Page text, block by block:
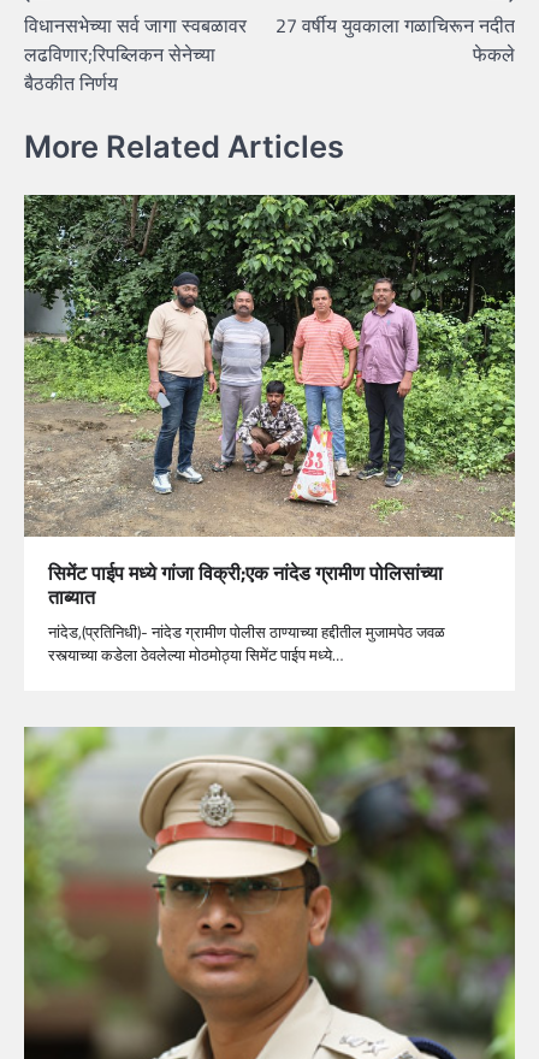
navigation
विधानसभेच्या सर्व जागा स्वबळावर
लढविणार;रिपब्लिकन सेनेच्या
बैठकीत निर्णय
27 वर्षीय युवकाला गळाचिरून नदीत
फेकले
More Related Articles
सिमेंट पाईप मध्ये गांजा विक्री;एक नांदेड ग्रामीण पोलिसांच्या
ताब्यात
नांदेड,(प्रतिनिधी)- नांदेड ग्रामीण पोलीस ठाण्याच्या हद्दीतील मुजामपेठ जवळ
रस्त्याच्या कडेला ठेवलेल्या मोठमोठ्या सिमेंट पाईप मध्ये…